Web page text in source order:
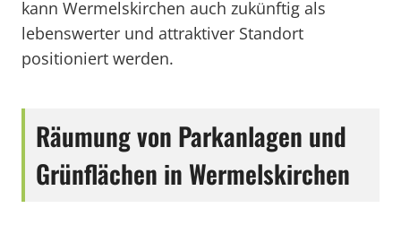
kann Wermelskirchen auch zukünftig als
lebenswerter und attraktiver Standort
positioniert werden.
Räumung von Parkanlagen und
Grünflächen in Wermelskirchen